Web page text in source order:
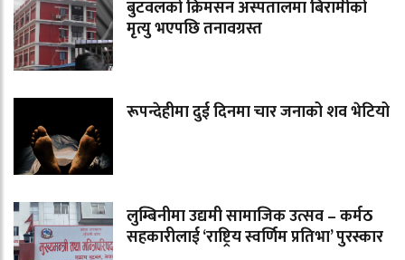
बुटवलको क्रिमसन अस्पतालमा बिरामीको
मृत्यु भएपछि तनावग्रस्त
रूपन्देहीमा दुई दिनमा चार जनाको शव भेटियो
लुम्बिनीमा उद्यमी सामाजिक उत्सव – कर्मठ
सहकारीलाई ‘राष्ट्रिय स्वर्णिम प्रतिभा’ पुरस्कार